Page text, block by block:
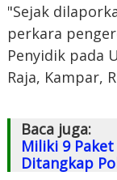
"Sejak
perkara
Penyidik pada
Raja, Kampar,
Baca juga:
Miliki 9
Ditangkap